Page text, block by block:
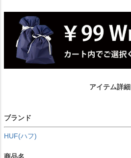
アイテム詳細
ブランド
HUF(ハフ)
商品名